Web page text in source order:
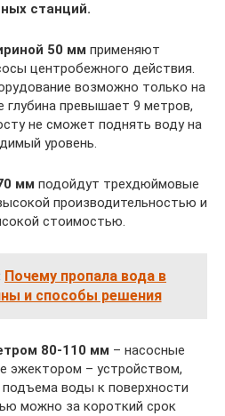
станций.
50 мм применяют
центробежного действия.
возможно только на
глубина превышает 9 метров,
не сможет поднять воду на
уровень.
мм подойдут трехдюймовые
производительностью и
стоимостью.
Почему пропала вода в
и способы решения
80-110 мм – насосные
эжектором – устройством,
воды к поверхности
можно за короткий срок